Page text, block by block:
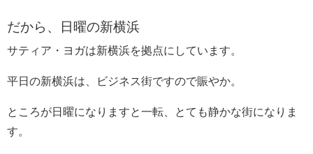
だから、日曜の新横浜
サティア・ヨガは新横浜を拠点にしています。
平日の新横浜は、ビジネス街ですので賑やか。
ところが日曜になりますと一転、とても静かな街になりま
す。